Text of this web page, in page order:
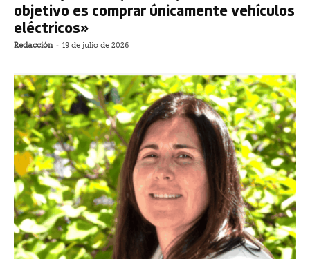
objetivo es comprar únicamente vehículos
eléctricos»
Redacción - 19 de julio de 2026